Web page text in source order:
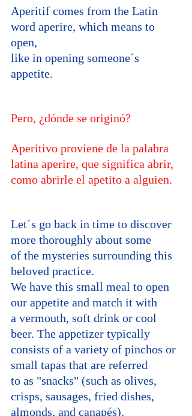
Aperitif comes from the Latin
word aperire, which means to
open,
like in opening someone´s
appetite.
Pero, ¿dónde se originó?
Aperitivo proviene de la palabra
latina aperire, que significa abrir,
como abrirle el apetito a alguien.
Let´s go back in time to discover
more thoroughly about some
of the mysteries surrounding this
beloved practice.
We have this small meal to open
our appetite and match it with
a vermouth, soft drink or cool
beer. The appetizer typically
consists of a variety of pinchos or
small tapas that are referred
to as "snacks" (such as olives,
crisps, sausages, fried dishes,
almonds, and canapés).